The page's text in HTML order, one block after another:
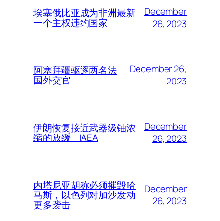
埃塞俄比亚成为非洲最新
一个主权违约国家
December
26, 2023
阿塞拜疆驱逐两名法
国外交官
December 26,
2023
伊朗恢复接近武器级铀浓
缩的放缓 – IAEA
December
26, 2023
内塔尼亚胡称必须摧毁哈
马斯，以色列对加沙发动
更多袭击
December
26, 2023